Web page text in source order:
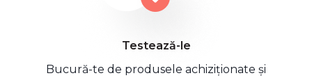
Testează-le
Bucură-te de produsele achiziționate și